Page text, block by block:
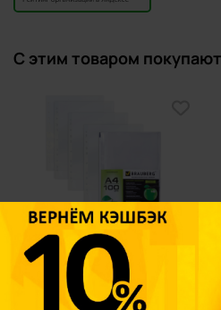
С этим товаром покупают
Файл-вкладыш перфорированный
А4, толщина 35 мкм, 100 штук в
упаковке, BRAUBERG "Яблоко"
614,06